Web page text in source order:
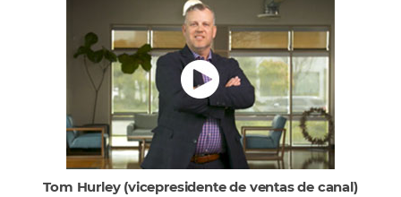
Tom Hurley (vicepresidente de ventas de canal)